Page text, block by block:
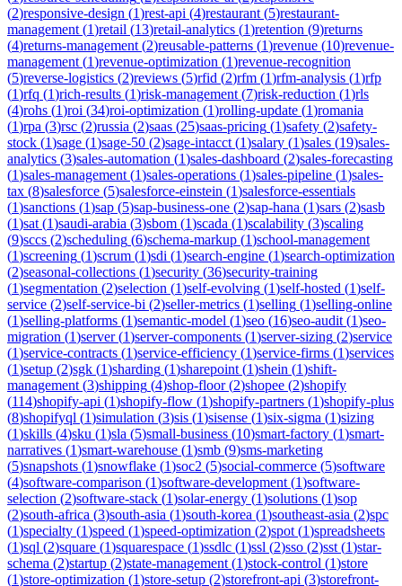
(2)responsive-design (1)rest-api (4)restaurant (5)restaurant-
management (1)retail (13)retail-analytics (1)retention (9)returns
(4)returns-management (2)reusable-patterns (1)revenue (10)revenue-
management (1)revenue-optimization (1)revenue-recognition
(5)reverse-logistics (2)reviews (5)rfid (2)rfm (1)rfm-analysis (1)rfp
(1)rfq (1)rich-results (1)risk-management (7)risk-reduction (1)rls
(4)rohs (1)roi (34)roi-optimization (1)rolling-update (1)romania
(1)rpa (3)rsc (2)russia (2)saas (25)saas-pricing (1)safety (2)safety-
stock (1)sage (1)sage-50 (2)sage-intacct (1)salary (1)sales (19)sales-
analytics (3)sales-automation (1)sales-dashboard (2)sales-forecasting
(1)sales-management (1)sales-operations (1)sales-pipeline (1)sales-
tax (8)salesforce (5)salesforce-einstein (1)salesforce-essentials
(1)sanctions (1)sap (5)sap-business-one (2)sap-hana (1)sars (2)sasb
(1)sat (1)saudi-arabia (3)sbom (1)scada (1)scalability (3)scaling
(9)sccs (2)scheduling (6)schema-markup (1)school-management
(1)screening (1)scrum (1)sdi (1)search-engine (1)search-optimization
(2)seasonal-collections (1)security (36)security-training
(1)segmentation (2)selection (1)self-evolving (1)self-hosted (1)self-
service (2)self-service-bi (2)seller-metrics (1)selling (1)selling-online
(1)selling-platforms (1)semantic-model (1)seo (16)seo-audit (1)seo-
migration (1)server(1)server-components (1)server-sizing (2)service
(1)service-contracts (1)service-efficiency (1)service-firms (1)services
(1)setup (2)sgk (1)sharding (1)sharepoint (1)shein (1)shift-
management (3)shipping (4)shop-floor(2)shopee (2)shopify
(114)shopify-api (1)shopify-flow (1)shopify-partners (1)shopify-plus
(8)shopifyql (1)simulation (3)sis (1)sisense (1)six-sigma (1)sizing
(1)skills (4)sku (1)sla (5)small-business (10)smart-factory (1)smart-
narratives (1)smart-warehouse (1)smb (9)sms-marketing
(5)snapshots (1)snowflake (1)soc2 (5)social-commerce (5)software
(4)software-comparison (1)software-development (1)software-
selection (2)software-stack (1)solar-energy (1)solutions (1)sop
(2)south-africa (3)south-asia (1)south-korea (1)southeast-asia (2)spc
(1)specialty (1)speed (1)speed-optimization (2)spot (1)spreadsheets
(1)sql (2)square (1)squarespace (1)ssdlc (1)ssl (2)sso (2)sst (1)star-
schema (2)startup (2)state-management (1)stock-control (1)store
(1)store-optimization (1)store-setup (2)storefront-api (3)storefront-